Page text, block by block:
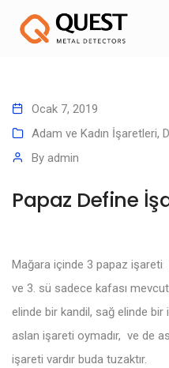
Ocak 7, 2019
Adam ve Kadın İşaretleri,
By admin
Papaz Define
Mağara içinde 3 papaz işareti
ve 3. sü sadece kafası
elinde bir kandil, sağ elinde
aslan işareti oymadır, ve de
işareti vardır buda tuzaktır.